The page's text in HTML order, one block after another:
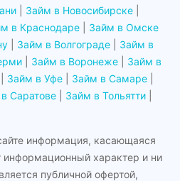
Займ в Новосибирске
в Краснодаре
Займ в Омске
Займ в Волгограде
Займ в
Займ в Воронеже
Займ в
Займ в Уфе Займ в Самаре
Саратове Займ в Тольятти
информация, касающаяся
информационный характер и ни
публичной офертой,